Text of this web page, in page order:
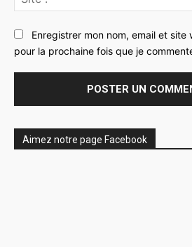
Enregistrer mon nom, email et
pour la prochaine fois que je
Aimez notre page Facebook